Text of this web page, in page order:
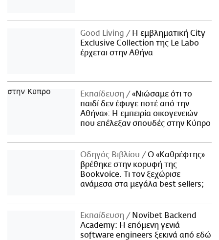
Good Living
Η εμβληματική City
Exclusive Collection της Le Labo
έρχεται στην Αθήνα
Εκπαίδευση
«Νιώσαμε ότι το
παιδί δεν έφυγε ποτέ από την
Αθήνα»: Η εμπειρία οικογενειών
που επέλεξαν σπουδές στην Κύπρο
Οδηγός Βιβλίου
Ο «Καθρέφτης»
βρέθηκε στην κορυφή της
Bookvoice. Τι τον ξεχώρισε
ανάμεσα στα μεγάλα best sellers;
Εκπαίδευση
Novibet Backend
Academy: Η επόμενη γενιά
software engineers ξεκινά από εδώ